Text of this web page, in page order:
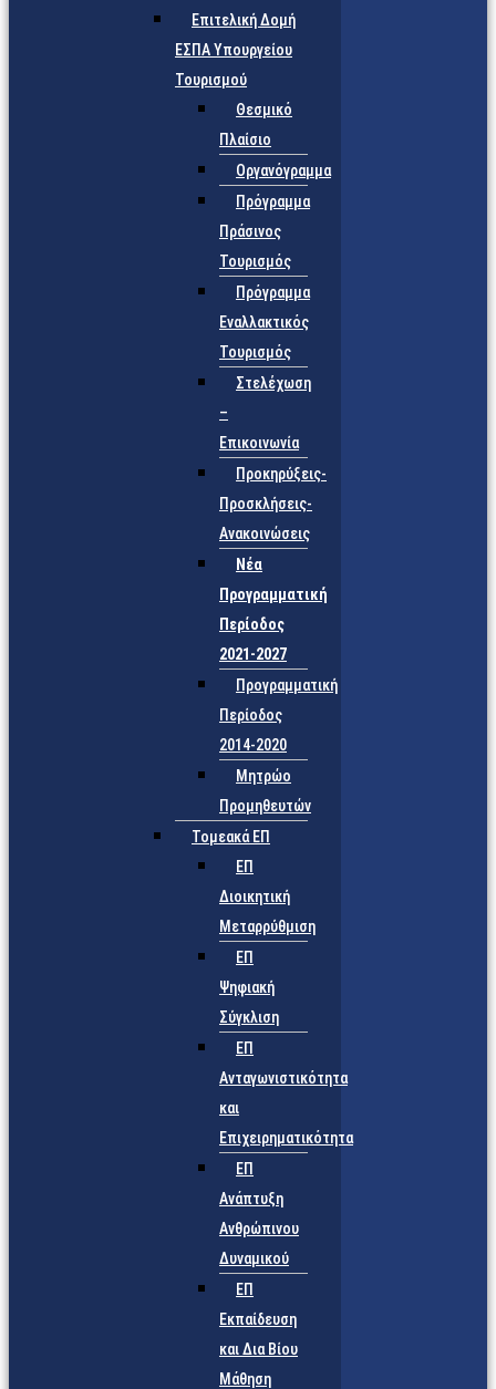
Επιτελική Δομή
ΕΣΠΑ Υπουργείου
Τουρισμού
Θεσμικό
Πλαίσιο
Οργανόγραμμα
Πρόγραμμα
Πράσινος
Τουρισμός
Πρόγραμμα
Εναλλακτικός
Τουρισμός
Στελέχωση
–
Επικοινωνία
Προκηρύξεις-
Προσκλήσεις-
Ανακοινώσεις
Νέα
Προγραμματική
Περίοδος
2021-2027
Προγραμματική
Περίοδος
2014-2020
Μητρώο
Προμηθευτών
Τομεακά ΕΠ
ΕΠ
Διοικητική
Μεταρρύθμιση
ΕΠ
Ψηφιακή
Σύγκλιση
ΕΠ
Ανταγωνιστικότητα
και
Επιχειρηματικότητα
ΕΠ
Ανάπτυξη
Ανθρώπινου
Δυναμικού
ΕΠ
Εκπαίδευση
και Δια Βίου
Μάθηση